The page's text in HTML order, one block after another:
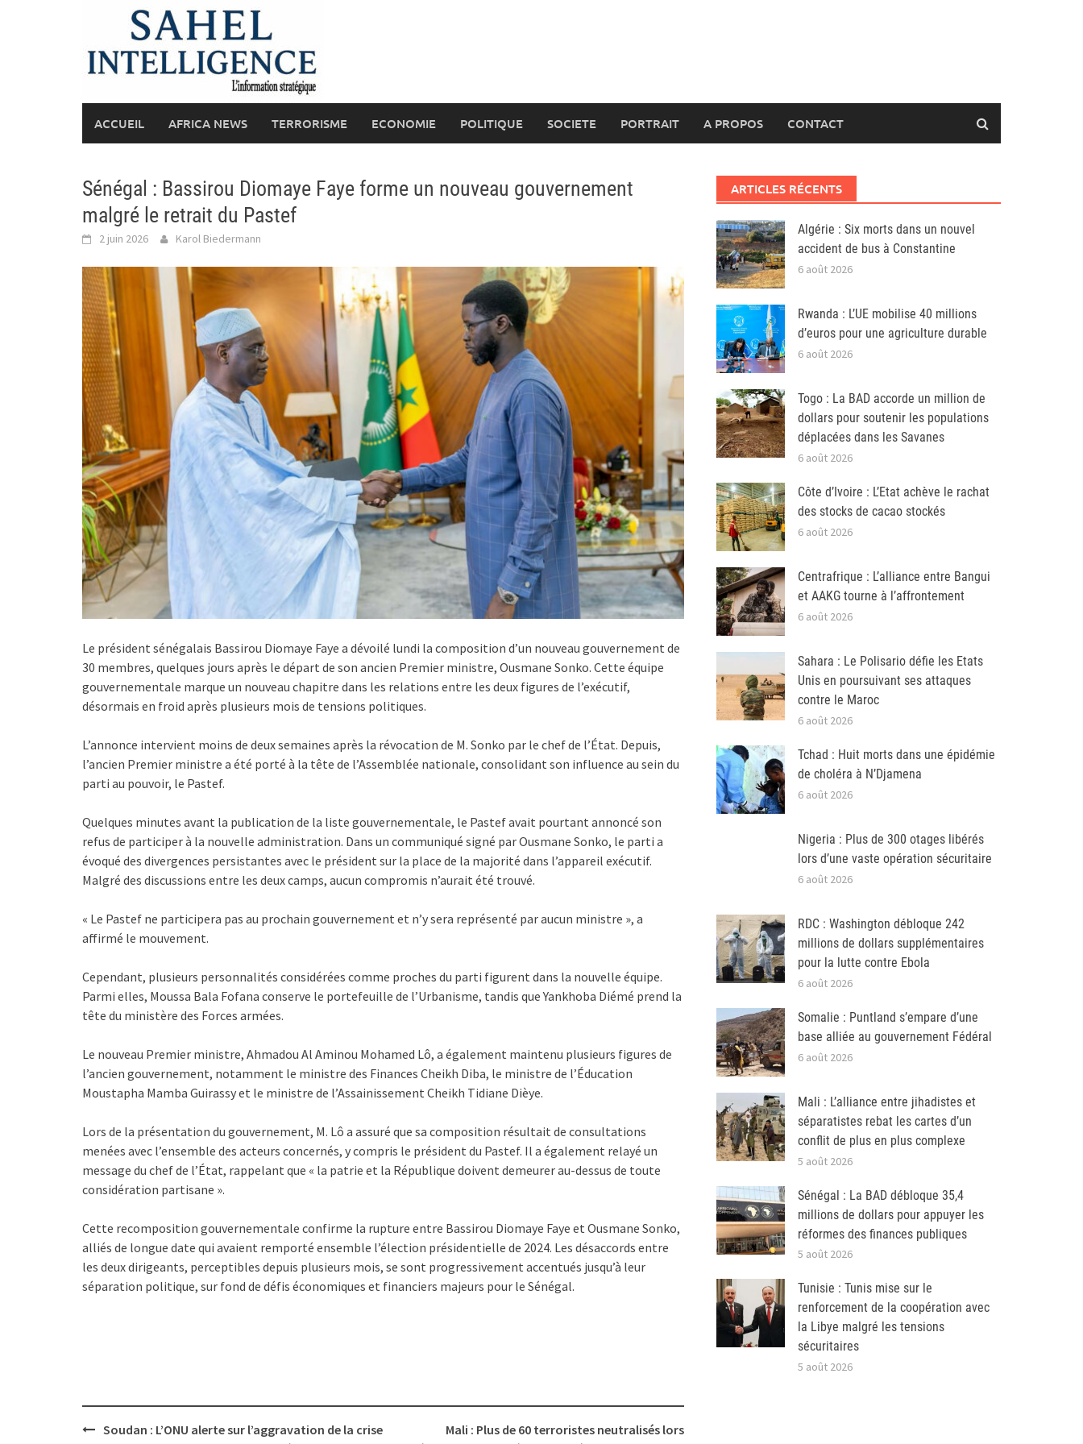
ACCUEIL AFRICA NEWS TERRORISME ECONOMIE POLITIQUE SOCIETE PORTRAIT A PROPOS CONTACT
Sénégal : Bassirou Diomaye Faye forme un nouveau gouvernement
malgré le retrait du Pastef
2 juin 2026 Karol Biedermann
Le président sénégalais Bassirou Diomaye Faye a dévoilé lundi la composition d’un nouveau gouvernement de
30 membres, quelques jours après le départ de son ancien Premier ministre, Ousmane Sonko. Cette équipe
gouvernementale marque un nouveau chapitre dans les relations entre les deux figures de l’exécutif,
désormais en froid après plusieurs mois de tensions politiques.
L’annonce intervient moins de deux semaines après la révocation de M. Sonko par le chef de l’État. Depuis,
l’ancien Premier ministre a été porté à la tête de l’Assemblée nationale, consolidant son influence au sein du
parti au pouvoir, le Pastef.
Quelques minutes avant la publication de la liste gouvernementale, le Pastef avait pourtant annoncé son
refus de participer à la nouvelle administration. Dans un communiqué signé par Ousmane Sonko, le parti a
évoqué des divergences persistantes avec le président sur la place de la majorité dans l’appareil exécutif.
Malgré des discussions entre les deux camps, aucun compromis n’aurait été trouvé.
« Le Pastef ne participera pas au prochain gouvernement et n’y sera représenté par aucun ministre », a
affirmé le mouvement.
Cependant, plusieurs personnalités considérées comme proches du parti figurent dans la nouvelle équipe.
Parmi elles, Moussa Bala Fofana conserve le portefeuille de l’Urbanisme, tandis que Yankhoba Diémé prend la
tête du ministère des Forces armées.
Le nouveau Premier ministre, Ahmadou Al Aminou Mohamed Lô, a également maintenu plusieurs figures de
l’ancien gouvernement, notamment le ministre des Finances Cheikh Diba, le ministre de l’Éducation
Moustapha Mamba Guirassy et le ministre de l’Assainissement Cheikh Tidiane Dièye.
Lors de la présentation du gouvernement, M. Lô a assuré que sa composition résultait de consultations
menées avec l’ensemble des acteurs concernés, y compris le président du Pastef. Il a également relayé un
message du chef de l’État, rappelant que « la patrie et la République doivent demeurer au-dessus de toute
considération partisane ».
Cette recomposition gouvernementale confirme la rupture entre Bassirou Diomaye Faye et Ousmane Sonko,
alliés de longue date qui avaient remporté ensemble l’élection présidentielle de 2024. Les désaccords entre
les deux dirigeants, perceptibles depuis plusieurs mois, se sont progressivement accentués jusqu’à leur
séparation politique, sur fond de défis économiques et financiers majeurs pour le Sénégal.
PostSoudan : L’ONU alerte sur l’aggravation de la crise
Mali : Plus de 60 terroristes neutralisés lors
ARTICLES RÉCENTS
Algérie : Six morts dans un nouvel
accident de bus à Constantine
6 août 2026
Rwanda : L’UE mobilise 40 millions
d’euros pour une agriculture durable
6 août 2026
Togo : La BAD accorde un million de
dollars pour soutenir les populations
déplacées dans les Savanes
6 août 2026
Côte d’Ivoire : L’Etat achève le rachat
des stocks de cacao stockés
6 août 2026
Centrafrique : L’alliance entre Bangui
et AAKG tourne à l’affrontement
6 août 2026
Sahara : Le Polisario défie les Etats
Unis en poursuivant ses attaques
contre le Maroc
6 août 2026
Tchad : Huit morts dans une épidémie
de choléra à N’Djamena
6 août 2026
Nigeria : Plus de 300 otages libérés
lors d’une vaste opération sécuritaire
6 août 2026
RDC : Washington débloque 242
millions de dollars supplémentaires
pour la lutte contre Ebola
6 août 2026
Somalie : Puntland s’empare d’une
base alliée au gouvernement Fédéral
6 août 2026
Mali : L’alliance entre jihadistes et
séparatistes rebat les cartes d’un
conflit de plus en plus complexe
5 août 2026
Sénégal : La BAD débloque 35,4
millions de dollars pour appuyer les
réformes des finances publiques
5 août 2026
Tunisie : Tunis mise sur le
renforcement de la coopération avec
la Libye malgré les tensions
sécuritaires
5 août 2026